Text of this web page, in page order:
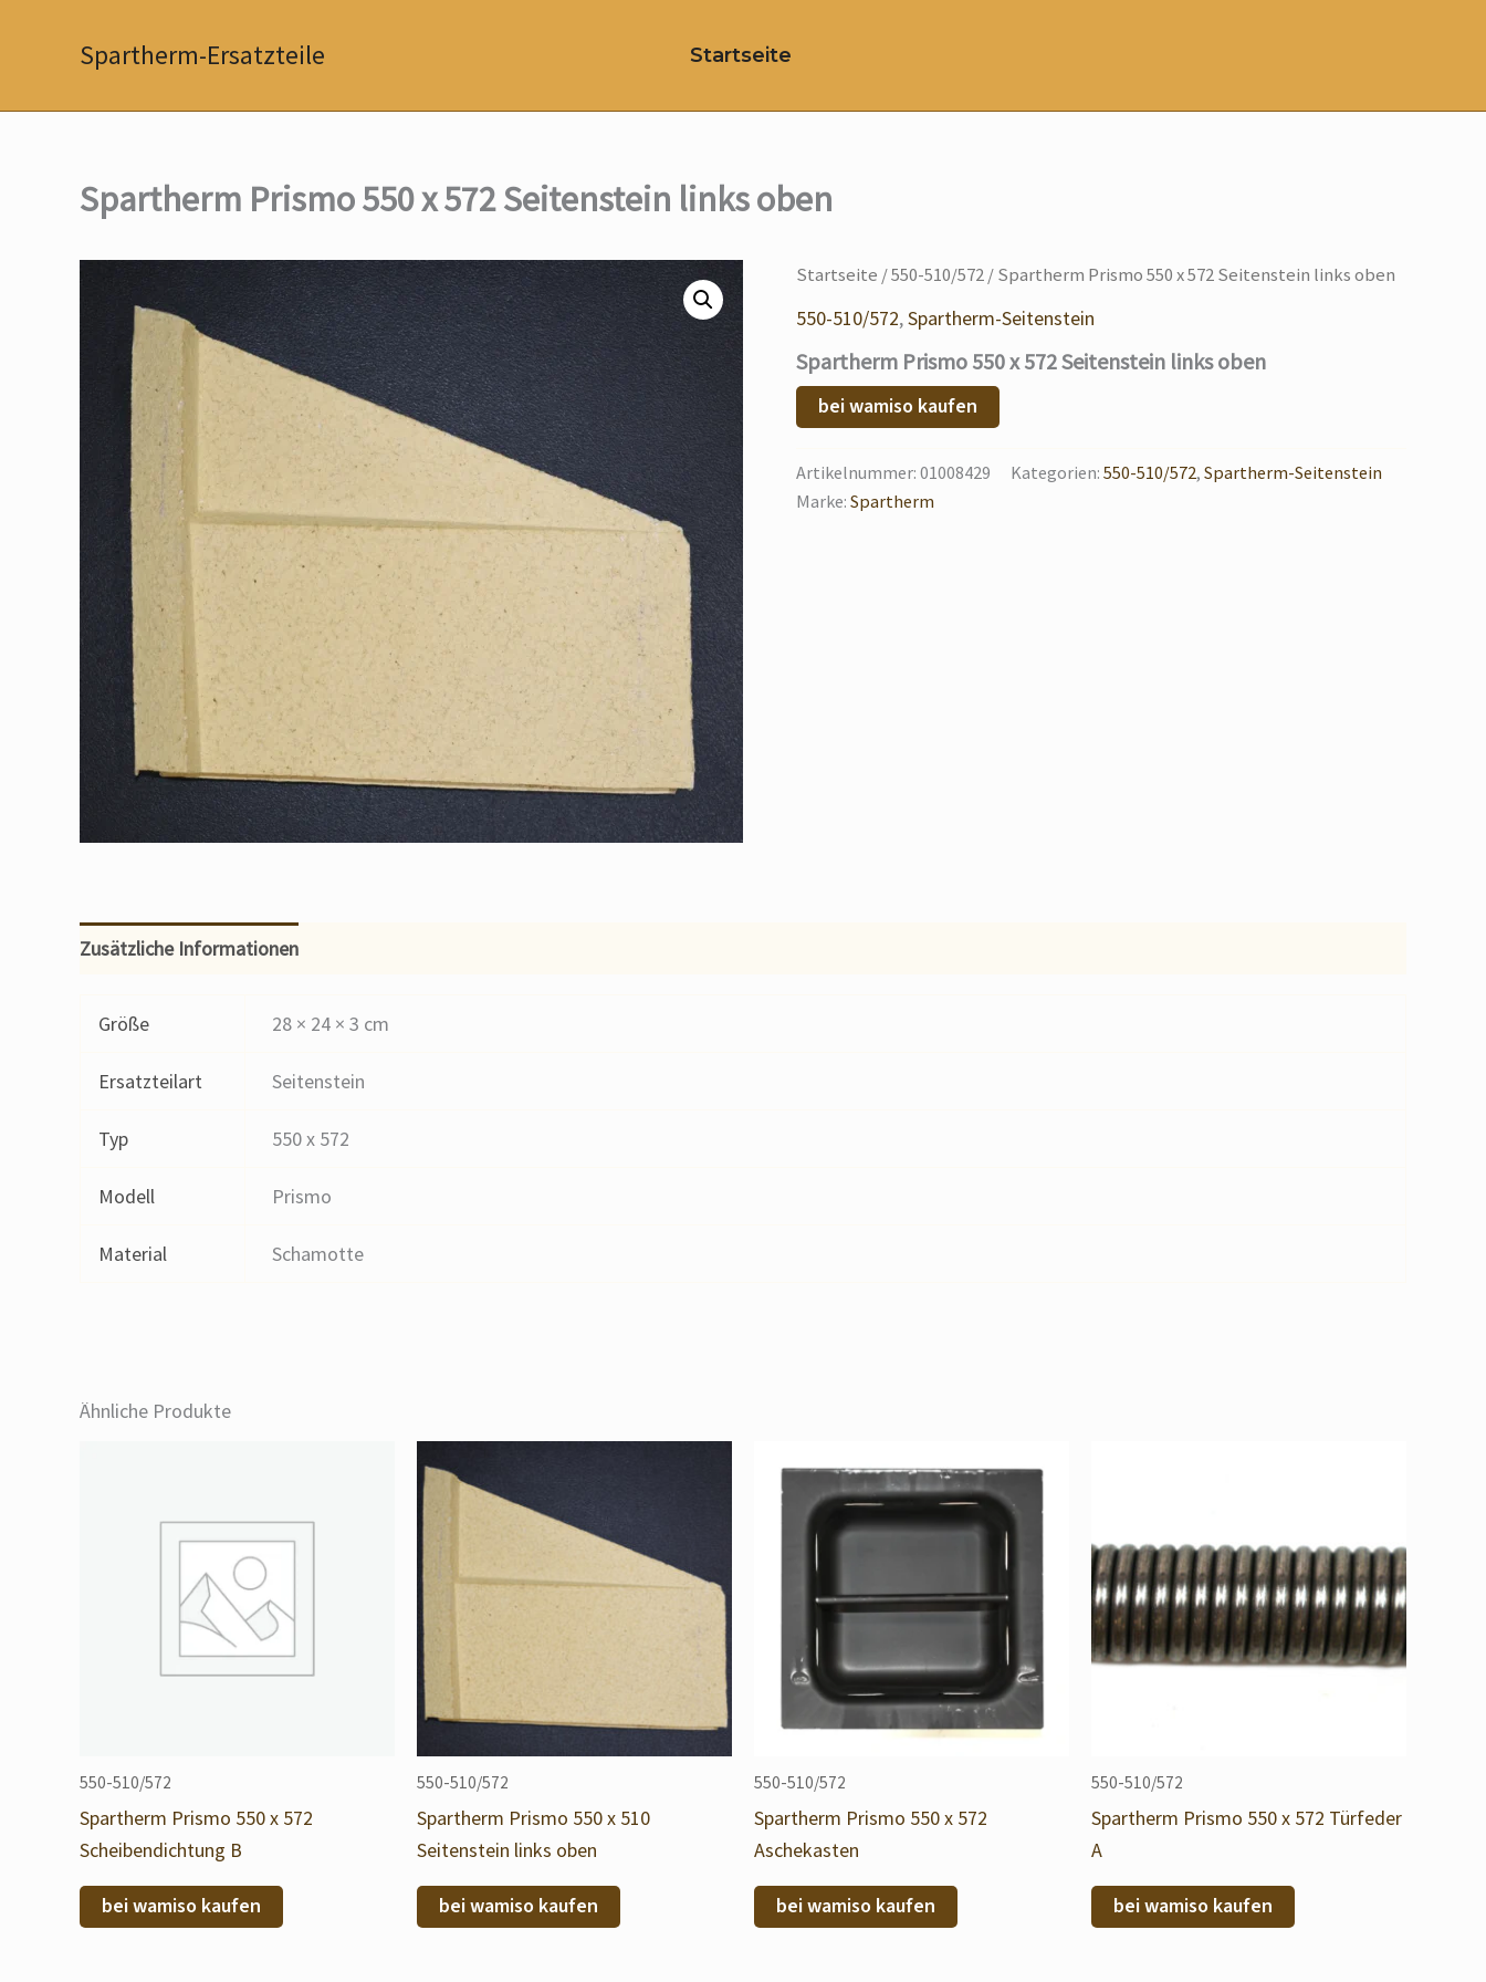
Spartherm-Ersatzteile Startseite
Spartherm Prismo 550 x 572 Seitenstein links oben
Startseite /550-510/572/ Spartherm Prismo 550 x 572 Seitenstein links oben
550-510/572,Spartherm-Seitenstein
Spartherm Prismo 550 x 572 Seitenstein links oben
bei wamiso kaufen
Artikelnummer: 01008429 Kategorien: 550-510/572, Spartherm-Seitenstein
Marke: Spartherm
Zusätzliche Informationen
Größe 28 × 24 × 3 cm
Ersatzteilart Seitenstein
Typ 550 x 572
Modell Prismo
Material Schamotte
Ähnliche Produkte
550-510/572
Spartherm Prismo 550 x 572
Scheibendichtung B
bei wamiso kaufen
550-510/572
Spartherm Prismo 550 x 510
Seitenstein links oben
bei wamiso kaufen
550-510/572
Spartherm Prismo 550 x 572
Aschekasten
bei wamiso kaufen
550-510/572
Spartherm Prismo 550 x 572 Türfeder
A
bei wamiso kaufen